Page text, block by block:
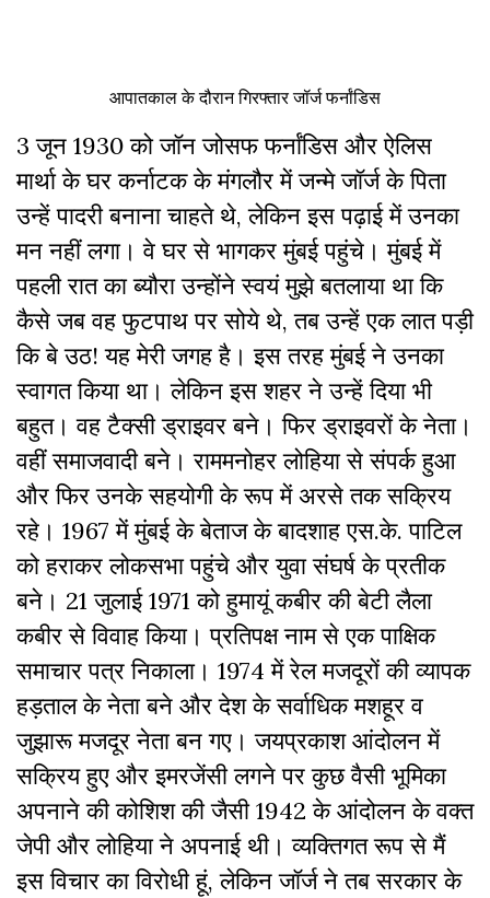
आपातकाल के दौरान गिरफ्तार जॉर्ज फर्नांडिस
3 जून 1930 को जॉन जोसफ फर्नांडिस और ऐलिस
मार्था के घर कर्नाटक के मंगलौर में जन्मे जॉर्ज के पिता
उन्हें पादरी बनाना चाहते थे, लेकिन इस पढ़ाई में उनका
मन नहीं लगा। वे घर से भागकर मुंबई पहुंचे। मुंबई में
पहली रात का ब्यौरा उन्होंने स्वयं मुझे बतलाया था कि
कैसे जब वह फुटपाथ पर सोये थे, तब उन्हें एक लात पड़ी
कि बे उठ! यह मेरी जगह है। इस तरह मुंबई ने उनका
स्वागत किया था। लेकिन इस शहर ने उन्हें दिया भी
बहुत। वह टैक्सी ड्राइवर बने। फिर ड्राइवरों के नेता।
वहीं समाजवादी बने। राममनोहर लोहिया से संपर्क हुआ
और फिर उनके सहयोगी के रूप में अरसे तक सक्रिय
रहे। 1967 में मुंबई के बेताज के बादशाह एस.के. पाटिल
को हराकर लोकसभा पहुंचे और युवा संघर्ष के प्रतीक
बने। 21 जुलाई 1971 को हुमायूं कबीर की बेटी लैला
कबीर से विवाह किया। प्रतिपक्ष नाम से एक पाक्षिक
समाचार पत्र निकाला। 1974 में रेल मजदूरों की व्यापक
हड़ताल के नेता बने और देश के सर्वाधिक मशहूर व
जुझारू मजदूर नेता बन गए। जयप्रकाश आंदोलन में
सक्रिय हुए और इमरजेंसी लगने पर कुछ वैसी भूमिका
अपनाने की कोशिश की जैसी 1942 के आंदोलन के वक्त
जेपी और लोहिया ने अपनाई थी। व्यक्तिगत रूप से मैं
इस विचार का विरोधी हूं, लेकिन जॉर्ज ने तब सरकार के